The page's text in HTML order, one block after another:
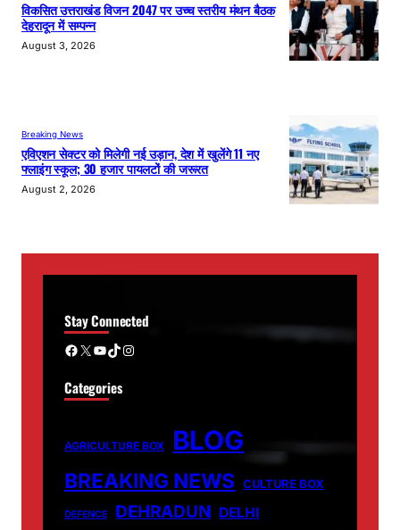
विकसित उत्तराखंड विजन 2047 पर उच्च स्तरीय मंथन बैठक
देहरादून में सम्पन्न
August 3, 2026
Breaking News
एविएशन सेक्टर को मिलेगी नई उड़ान, देश में खुलेंगे 11 नए
फ्लाइंग स्कूल; 30 हजार पायलटों की जरूरत
August 2, 2026
Stay Connected
Facebook X YouTube TikTok Instagram
Categories
AGRICULTURE BOX BLOG
BREAKING NEWS CULTURE BOX
DEFENCE DEHRADUN DELHI